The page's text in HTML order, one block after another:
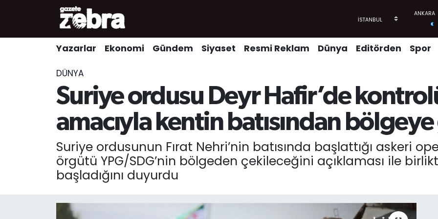
Yazarlar Ekonomi Gündem Siyaset Resmi Reklam Dünya Editörden Spor
DÜNYA
Suriye ordusu Deyr Hafir’de
amacıyla kentin batısından
Suriye ordusunun Fırat Nehri’nin batısında başlattığı askeri
örgütü YPG/SDG’nin bölgeden çekileceğini açıklaması ile
başladığını duyurdu
Yazarlar
Kültür-Sanat
Nöbetçi Eczaneler
Trafik Durumu
Süper Lig Puan Durumu ve Fikstür
Son Dakika Haberleri
Haber Arşivi